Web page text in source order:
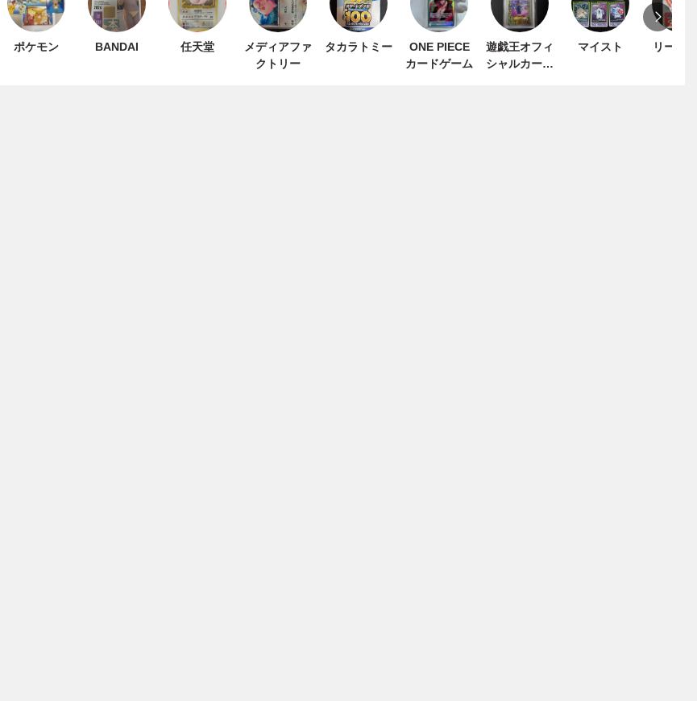
ポケモン BANDAI 任天堂
メディアファ
クトリー
タカラトミー
ONE PIECE
カードゲーム
遊戯王オフィ
シャルカード
マイスト リーメ